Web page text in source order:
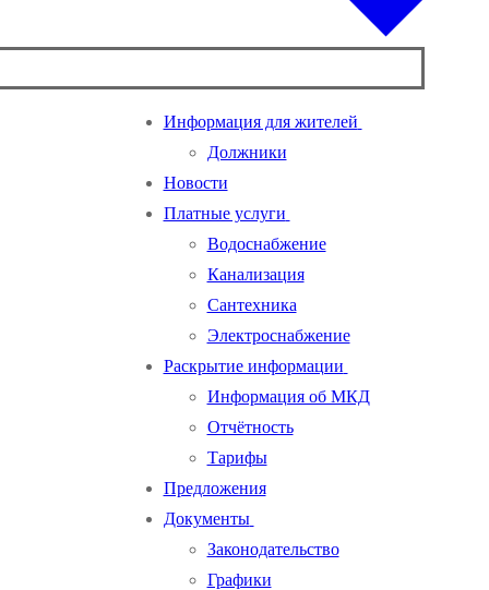
Информация для жителей
Должники
Новости
Платные услуги
Водоснабжение
Канализация
Сантехника
Электроснабжение
Раскрытие информации
Информация об МКД
Отчётность
Тарифы
Предложения
Документы
Законодательство
Графики